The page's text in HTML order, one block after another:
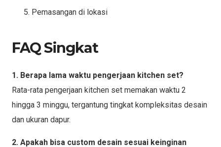
Pemasangan di lokasi
FAQ Singkat
1. Berapa lama waktu pengerjaan kitchen set?
Rata-rata pengerjaan kitchen set memakan waktu 2
hingga 3 minggu, tergantung tingkat kompleksitas desain
dan ukuran dapur.
2. Apakah bisa custom desain sesuai keinginan